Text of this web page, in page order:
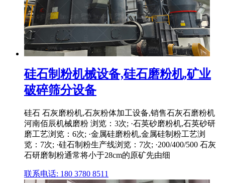
硅石制粉机械设备,硅石磨粉机,矿业
破碎筛分设备
硅石 石灰磨粉机,石灰粉体加工设备,销售石灰石磨粉机
河南佰辰机械磨粉 浏览：3次; ·石英砂磨粉机,石英砂研
磨工艺浏览：6次; ·金属硅磨粉机,金属硅制粉工艺浏
览：7次; ·硅石制粉生产线浏览：7次; ·200/400/500 石灰
石研磨制粉通常将小于28cm的原矿先由细
联系电话: 180 3780 8511